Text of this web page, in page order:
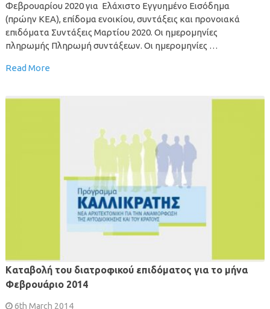
Φεβρουαρίου 2020 για Ελάχιστο Εγγυημένο Εισόδημα
(πρώην ΚΕΑ), επίδομα ενοικίου, συντάξεις και προνοιακά
επιδόματα Συντάξεις Μαρτίου 2020. Οι ημερομηνίες
πληρωμής Πληρωμή συντάξεων. Οι ημερομηνίες …
Read More
Kαταβολή του διατροφικού επιδόµατος για το µήνα
Φεβρουάριο 2014
6th March 2014